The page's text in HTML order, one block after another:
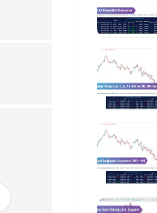
Forward
Elliott
Bantlar
MT5 için
Yeniden